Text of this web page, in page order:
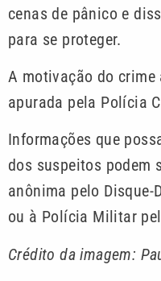
cenas de pânico e
para se proteger.
A motivação do crime
apurada pela Polícia
Informações que
dos suspeitos podem
anônima pelo Disque-
ou à Polícia Militar
Crédito da imagem: